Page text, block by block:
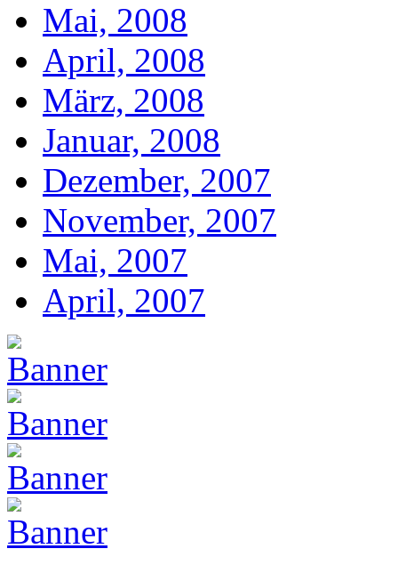
Mai, 2008
April, 2008
März, 2008
Januar, 2008
Dezember, 2007
November, 2007
Mai, 2007
April, 2007